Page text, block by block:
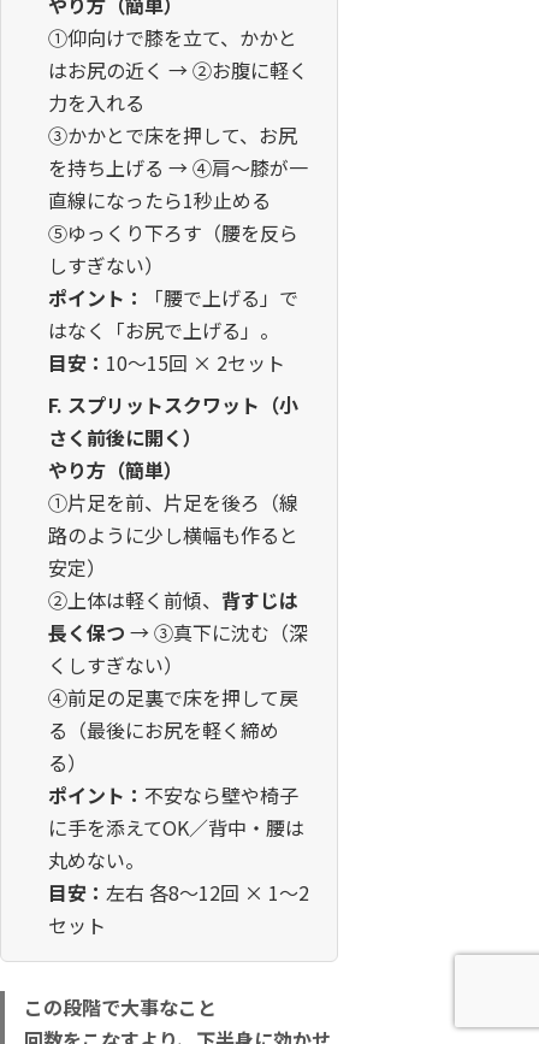
①仰向けで膝を立て、かかと
はお尻の近く → ②お腹に軽く
力を入れる
③かかとで床を押して、お尻
を持ち上げる → ④肩〜膝が一
直線になったら1秒止める
⑤ゆっくり下ろす（腰を反ら
しすぎない）
ポイント：
「腰で上げる」で
はなく「お尻で上げる」。
目安： 10〜15回 × 2セット
F. スプリットスクワット（小
さく前後に開く）
やり方（簡単）
①片足を前、片足を後ろ（線
路のように少し横幅も作ると
安定）
②上体は軽く前傾、 背すじは
長く保つ → ③真下に沈む（深
くしすぎない）
④前足の足裏で床を押して戻
る（最後にお尻を軽く締め
る）
ポイント： 不安なら壁や椅子
に手を添えてOK／背中・腰は
丸めない。
目安：左右 各8〜12回 × 1〜2
セット
この段階で大事なこと